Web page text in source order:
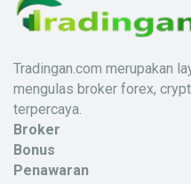
Tradingan.com merupakan
mengulas broker forex,
terpercaya.
Broker
Bonus
Penawaran